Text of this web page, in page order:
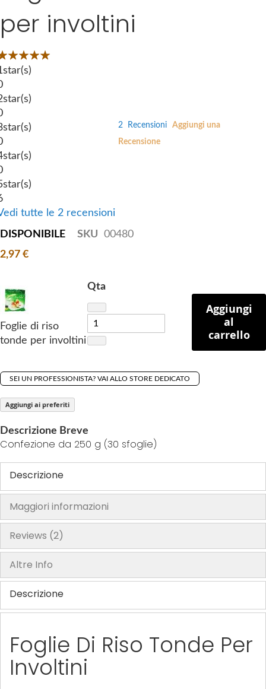
s
g
a
l
l
e
r
y
p
t
o
t
h
e
b
e
g
i
n
n
i
n
o
f
e
m
a
l
e
r
per involtini
of100
star(s)
star(s)
star(s)
star(s)
star(s)
tutte le 2 recensioni
2 Recensioni
Aggiungi una
Recensione
DISPONIBILE SKU
00480
2,97 €
Foglie di riso
tonde per involtini
Qta
Aggiungi
al
carrello
SEI UN PROFESSIONISTA? VAI ALLO STORE DEDICATO
Aggiungi ai preferiti
Descrizione Breve
Confezione da 250 g (30 sfoglie)
Descrizione
Maggiori informazioni
Reviews 2
Altre Info
Descrizione
Foglie Di Riso Tonde Per
Involtini